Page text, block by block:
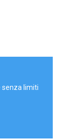
senza limiti